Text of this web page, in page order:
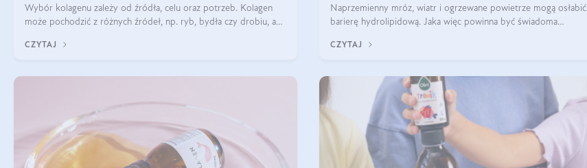
Wybór kolagenu zależy od źródła, celu oraz potrzeb. Kolagen
może pochodzić z różnych źródeł, np. ryb, bydła czy drobiu, a
sprawdza się kolagen rybi, a dla wspierania stawów — kolagen
CZYTAJ
Naprzemienny mróz, wiatr i ogrzewane powietrze mogą osłabić
barierę hydrolipidową. Jaka więc powinna być świadoma
CZYTAJ